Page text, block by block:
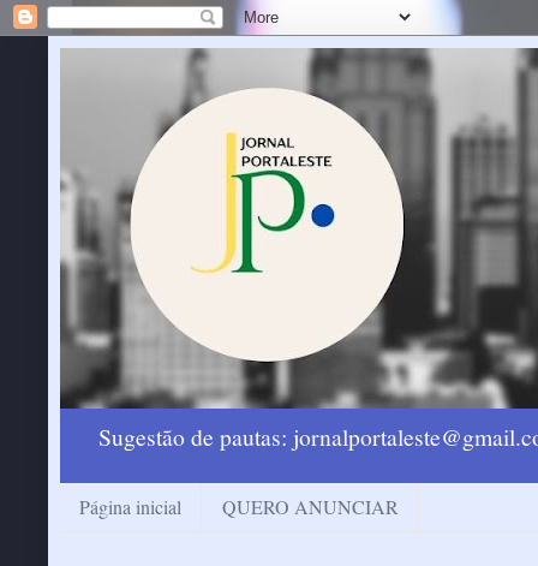
Sugestão de pautas:
Página inicial QUERO ANUNCIAR